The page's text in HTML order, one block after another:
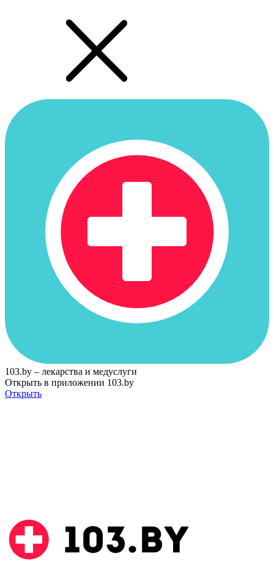
103.by – лекарства и медуслуги
Открыть в приложении 103.by
Открыть